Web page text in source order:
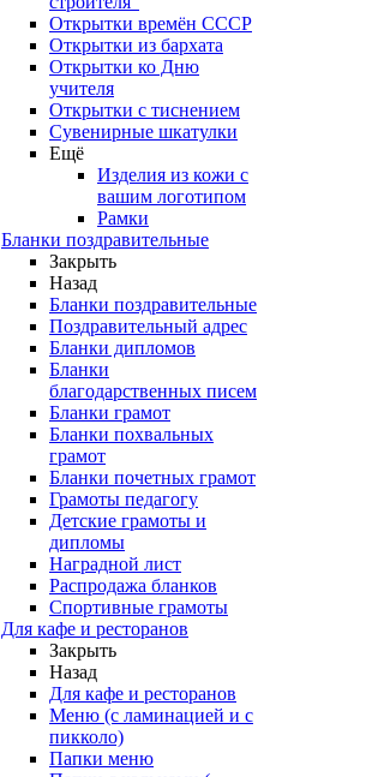
Открытки времён СССР
Открытки из бархата
Открытки ко Дню
учителя
Открытки с тиснением
Сувенирные шкатулки
Ещё
Изделия из кожи с
вашим логотипом
Рамки
Бланки поздравительные
Закрыть
Назад
Бланки поздравительные
Поздравительный адрес
Бланки дипломов
Бланки
благодарственных писем
Бланки грамот
Бланки похвальных
грамот
Бланки почетных грамот
Грамоты педагогу
Детские грамоты и
дипломы
Наградной лист
Распродажа бланков
Спортивные грамоты
Для кафе и ресторанов
Закрыть
Назад
Для кафе и ресторанов
Меню (с ламинацией и с
пикколо)
Папки меню